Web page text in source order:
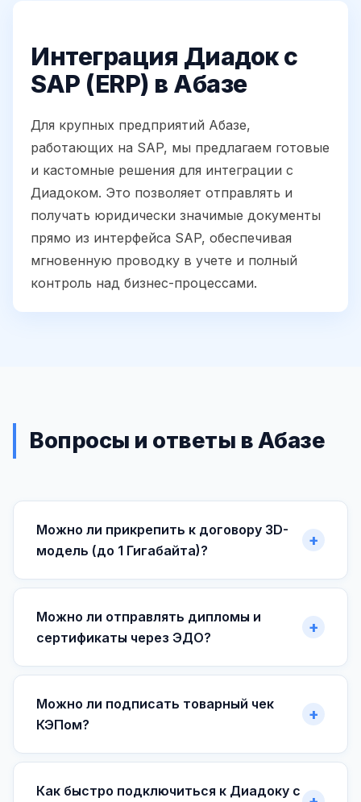
Интеграция Диадок с
SAP (ERP) в Абазе
Для крупных предприятий Абазе,
работающих на SAP, мы предлагаем готовые
и кастомные решения для интеграции с
Диадоком. Это позволяет отправлять и
получать юридически значимые документы
прямо из интерфейса SAP, обеспечивая
мгновенную проводку в учете и полный
контроль над бизнес-процессами.
Вопросы и ответы в Абазе
Можно ли прикрепить к договору 3D-
модель (до 1 Гигабайта)?
Можно ли отправлять дипломы и
сертификаты через ЭДО?
Можно ли подписать товарный чек
КЭПом?
Как быстро подключиться к Диадоку с